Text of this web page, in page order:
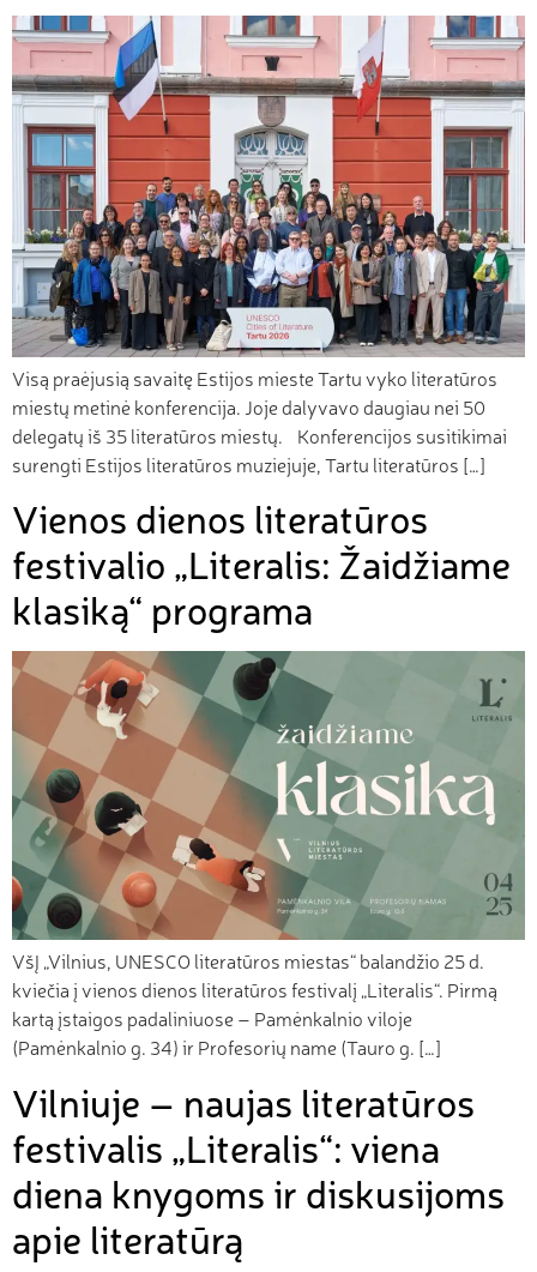
Visą praėjusią savaitę Estijos mieste Tartu vyko literatūros
miestų metinė konferencija. Joje dalyvavo daugiau nei 50
delegatų iš 35 literatūros miestų. Konferencijos susitikimai
surengti Estijos literatūros muziejuje, Tartu literatūros […]
Vienos dienos literatūros
festivalio „Literalis: Žaidžiame
klasiką“ programa
VšĮ „Vilnius, UNESCO literatūros miestas“ balandžio 25 d.
kviečia į vienos dienos literatūros festivalį „Literalis“. Pirmą
kartą įstaigos padaliniuose – Pamėnkalnio viloje
(Pamėnkalnio g. 34) ir Profesorių name (Tauro g. […]
Vilniuje – naujas literatūros
festivalis „Literalis“: viena
diena knygoms ir diskusijoms
apie literatūrą